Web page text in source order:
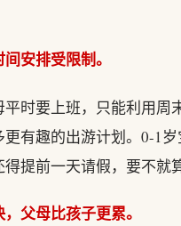
安排受限制。
时要上班，只能利用
有趣的出游计划。0-1
提前一天请假，要不就
父母比孩子更累。